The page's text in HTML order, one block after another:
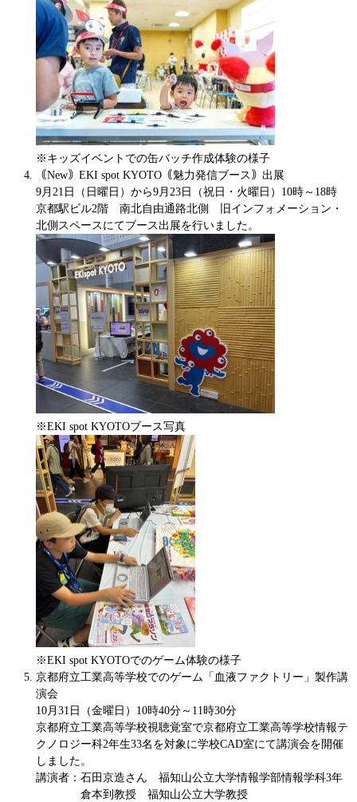
※​キッズイベントでの缶バッチ作成体験の様子
｟New｠EKI spot KYOTO｟魅力発信ブース｠出展
9月21日（日曜日）から9月23日（祝日・火曜日）10時～18時
京都駅ビル2階 南北自由通路北側 旧インフォメーション・
北側スペースにてブース出展を行いました。
※EKI spot KYOTOブース写真
​※EKI spot KYOTOでのゲーム体験の様子
京都府立工業高等学校でのゲーム「血液ファクトリー」製作講
演会
10月31日（金曜日）10時40分～11時30分
京都府立工業高等学校視聴覚室で京都府立工業高等学校情報テ
クノロジー科2年生33名を対象に学校CAD室にて講演会を開催
しました。
講演者：石田京造さん 福知山公立大学情報学部情報学科3年
倉本到教授 福知山公立大学教授